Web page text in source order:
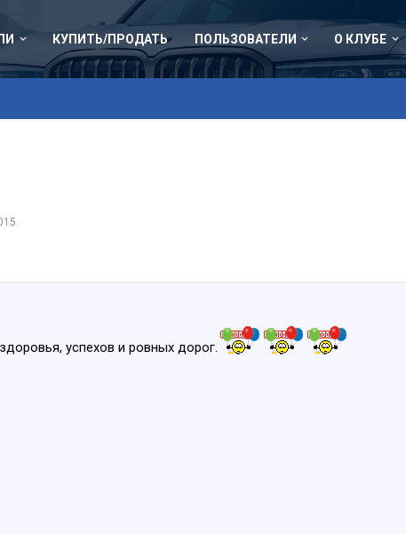
КУПИТЬ/ПРОДАТЬ ПОЛЬЗОВАТЕЛИ О КЛУБЕ
.
успехов и ровных дорог.